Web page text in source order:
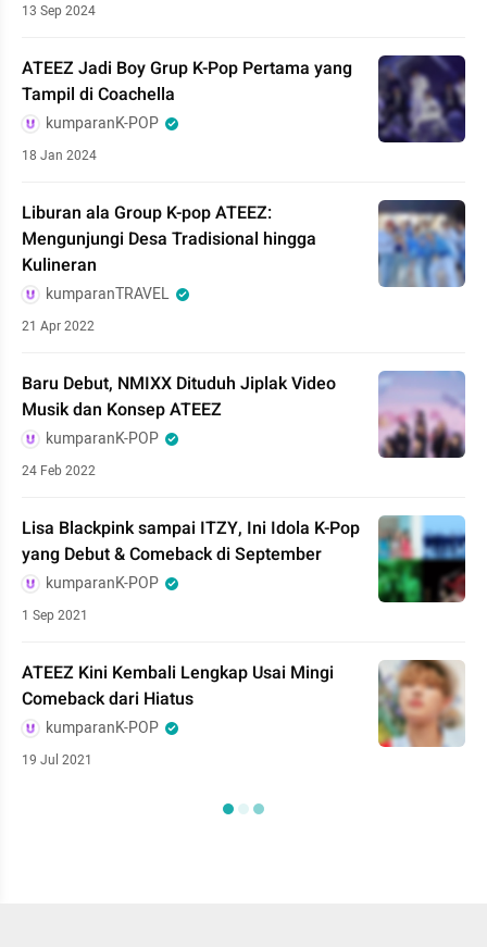
13 Sep 2024
ATEEZ Jadi Boy Grup K-Pop Pertama yang
Tampil di Coachella
kumparanK-POP
18 Jan 2024
Liburan ala Group K-pop ATEEZ:
Mengunjungi Desa Tradisional hingga
Kulineran
kumparanTRAVEL
21 Apr 2022
Baru Debut, NMIXX Dituduh Jiplak Video
Musik dan Konsep ATEEZ
kumparanK-POP
24 Feb 2022
Lisa Blackpink sampai ITZY, Ini Idola K-Pop
yang Debut & Comeback di September
kumparanK-POP
1 Sep 2021
ATEEZ Kini Kembali Lengkap Usai Mingi
Comeback dari Hiatus
kumparanK-POP
19 Jul 2021